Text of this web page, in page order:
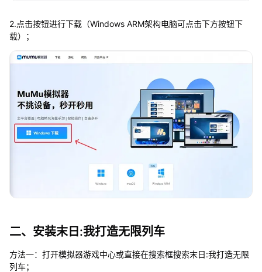
2.点击按钮进行下载（Windows ARM架构电脑可点击下方按钮下
载）；
二、安装末日:我打造无限列车
方法一：打开模拟器游戏中心或直接在搜索框搜索末日:我打造无限
列车；